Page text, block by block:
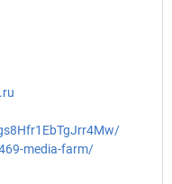
media-farm/